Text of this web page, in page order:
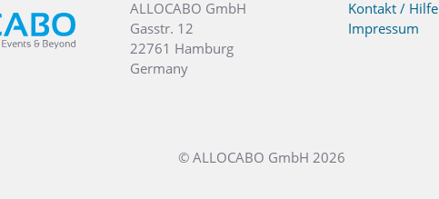
ALLOCABO GmbH
Gasstr. 12
22761 Hamburg
Germany
Kontakt / Hilfe
Impressum
© ALLOCABO GmbH 2026